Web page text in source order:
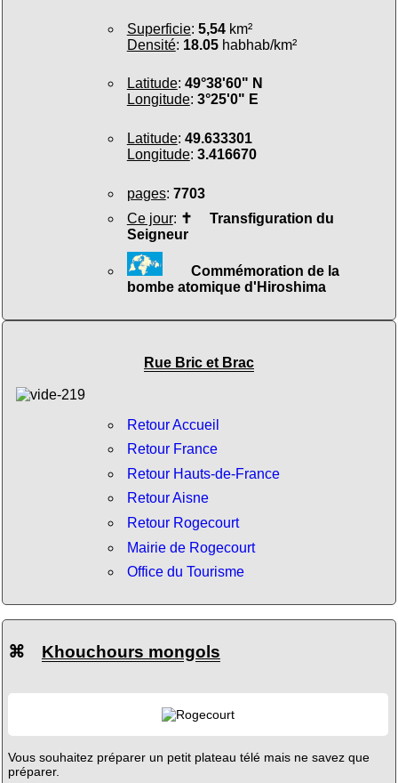
Superficie: 5,54km²
Densité: 18.05habhab/km²
Latitude: 49°38'60" N
Longitude: 3°25'0" E
Latitude: 49.633301
Longitude: 3.416670
pages: 7703
Ce jour: ✝ Transfiguration du
Seigneur
Commémoration de la
bombe atomique d'Hiroshima
Rue Bric et Brac
Retour Accueil
Retour France
Retour Hauts-de-France
Retour Aisne
Retour Rogecourt
Mairie de Rogecourt
Office du Tourisme
⌘ Khouchours mongols
Vous souhaitez préparer un petit plateau télé mais ne savez que
préparer.